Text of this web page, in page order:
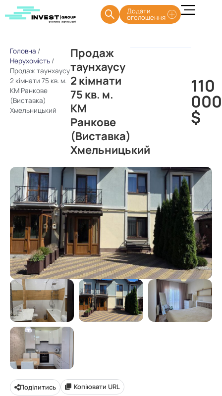
Додати
оголошення
Головна /
Нерухомість /
Продаж таунхаусу
2 кімнати 75 кв. м.
КМ Ранкове
(Виставка)
Хмельницький
Продаж
таунхаусу
2 кімнати
75 кв. м.
КМ
Ранкове
(Виставка)
Хмельницький
110
000
$
Поділитись Копіювати URL